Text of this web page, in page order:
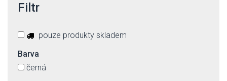
Filtr
pouze produkty skladem
Barva
černá